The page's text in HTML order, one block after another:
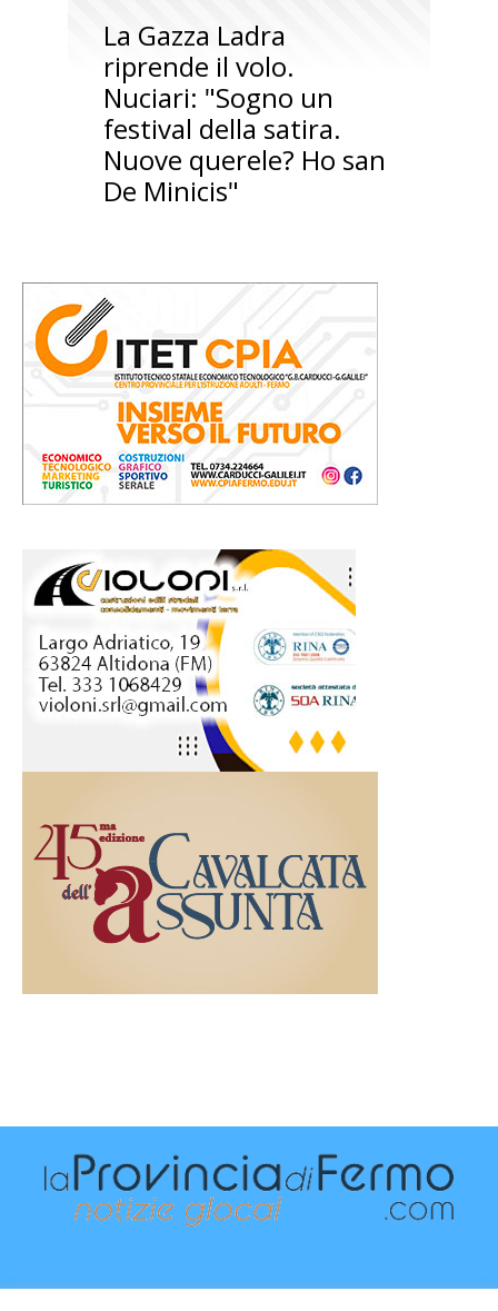
La Gazza Ladra
riprende il volo.
Nuciari: "Sogno un
festival della satira.
Nuove querele? Ho san
De Minicis"